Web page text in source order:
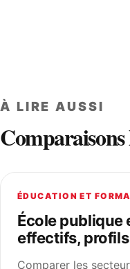
À LIRE AUSSI
Comparaisons
ÉDUCATION ET
École publique
effectifs,
Comparer les